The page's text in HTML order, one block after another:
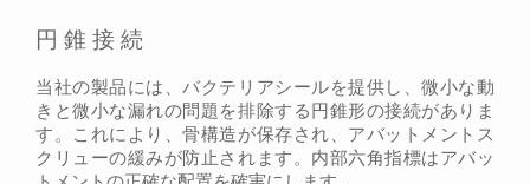
円錐接続
当社の製品には、バクテリアシールを提供し、微小な動
きと微小な漏れの問題を排除する円錐形の接続がありま
す。これにより、骨構造が保存され、アバットメントス
クリューの緩みが防止されます。内部六角指標はアバッ